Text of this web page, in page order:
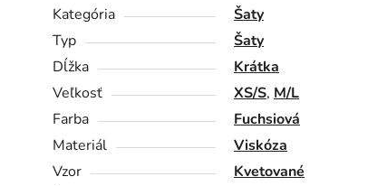
Kategória
Šaty
Typ
Šaty
Dĺžka
Krátka
Veľkosť
XS/S, M/L
Farba
Fuchsiová
Materiál
Viskóza
Vzor
Kvetované